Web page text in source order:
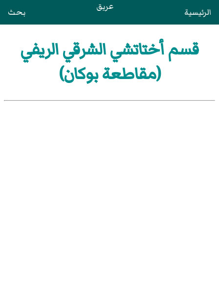
الرئيسية عريق بحث
قسم أختاتشي الشرقي الريفي
(مقاطعة بوكان)